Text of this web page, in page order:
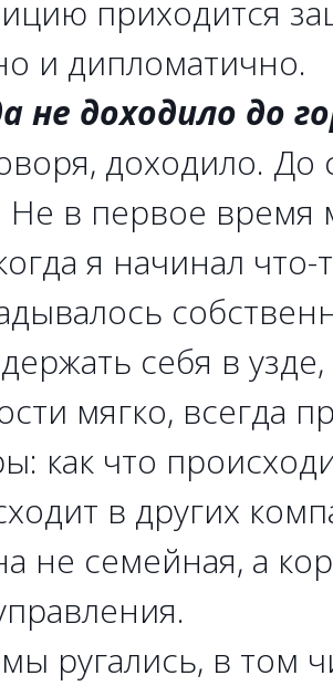
приходится
и дипломатично.
не доходило до
доходило. До
Не в первое время
я начинал
себя в
мягко, всегда
как что
в других
не семейная, а
ругались, в том